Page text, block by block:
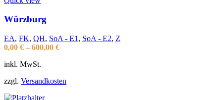
Würzburg
EA, FK, QH, SoA - E1 , SoA - E2, Z
0,00 € – 600,00 €
inkl. MwSt.
zzgl. Versandkosten